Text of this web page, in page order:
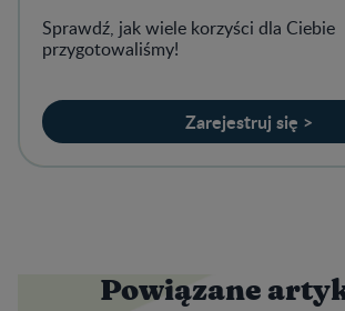
Sprawdź, jak wiele korzyści dla Ciebie
przygotowaliśmy!
Zarejestruj się >
Powiązane